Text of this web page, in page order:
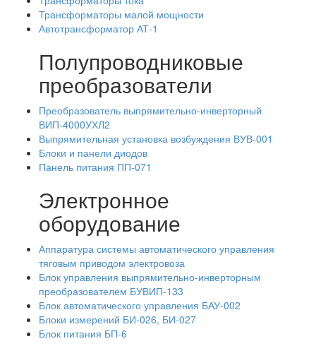
Трансформаторы малой мощности
Автотрансформатор АТ-1
Полупроводниковые
преобразователи
Преобразователь выпрямительно-инверторный
ВИП-4000УХЛ2
Выпрямительная установка возбуждения ВУВ-001
Блоки и панели диодов
Панель питания ПП-071
Электронное
оборудование
Аппаратура системы автоматического управления
тяговым приводом электровоза
Блок управления выпрямительно-инверторным
преобразователем БУВИП-133
Блок автоматического управления БАУ-002
Блоки измерений БИ-026, БИ-027
Блок питания БП-6